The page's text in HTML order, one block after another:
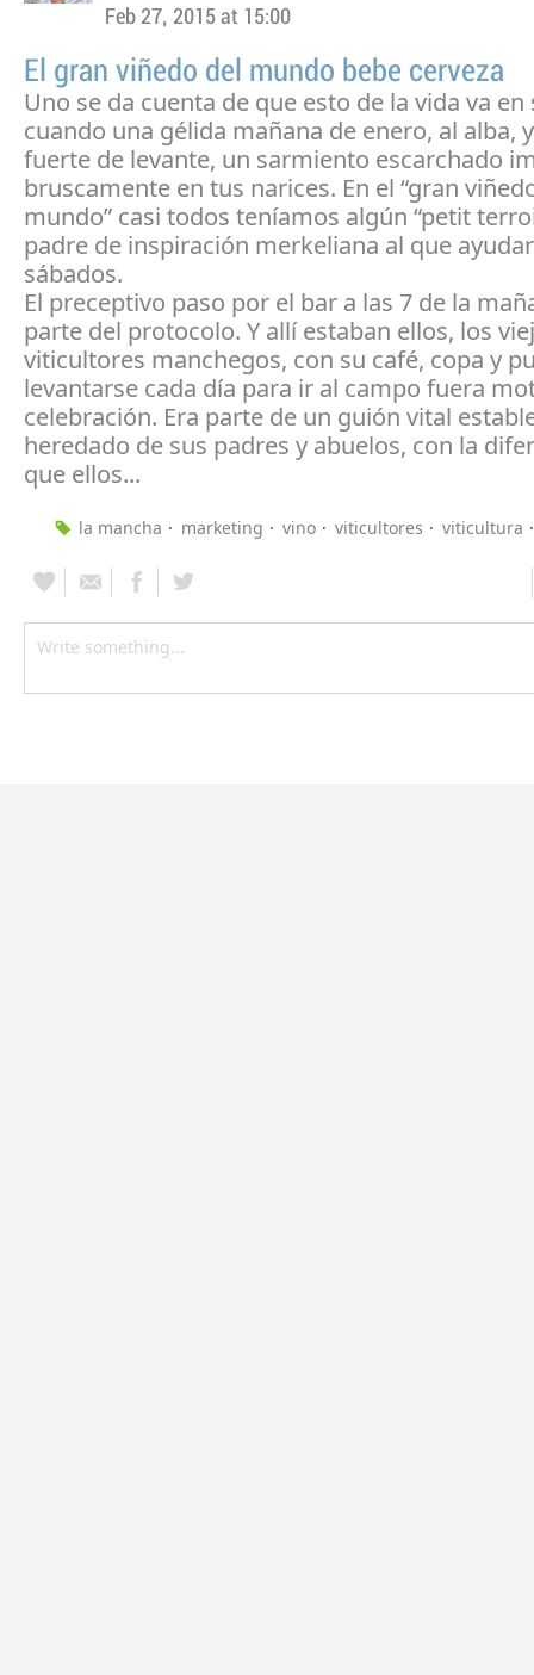
Feb 27, 2015 at 15:00
El gran viñedo del mundo bebe cerveza
Uno se da cuenta de que esto de la vida va en
cuando una gélida mañana de enero, al alba,
fuerte de levante, un sarmiento escarchado
bruscamente en tus narices. En el “gran
mundo” casi todos teníamos algún “petit
padre de inspiración merkeliana al que
sábados.
El preceptivo paso por el bar a las 7 de la
parte del protocolo. Y allí estaban ellos, los
viticultores manchegos, con su café, copa y
levantarse cada día para ir al campo fuera
celebración. Era parte de un guión vital
heredado de sus padres y abuelos, con la
que ellos...
la mancha marketing vino viticultores viticultura